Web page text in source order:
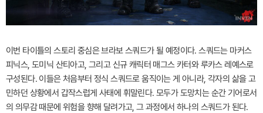
이번 타이틀의 스토리 중심은 브라보 스쿼드가 될 예정이다. 스쿼드는 마커스
피닉스, 도미닉 산티아고, 그리고 신규 캐릭터 매그스 카터와 루카스 레예스로
구성된다. 이들은 처음부터 정식 스쿼드로 움직이는 게 아니라, 각자의 삶을 고
민하던 상황에서 갑작스럽게 사태에 휘말린다. 모두가 도망치는 순간 기어로서
의 의무감 때문에 위험을 향해 달려가고, 그 과정에서 하나의 스쿼드가 된다.